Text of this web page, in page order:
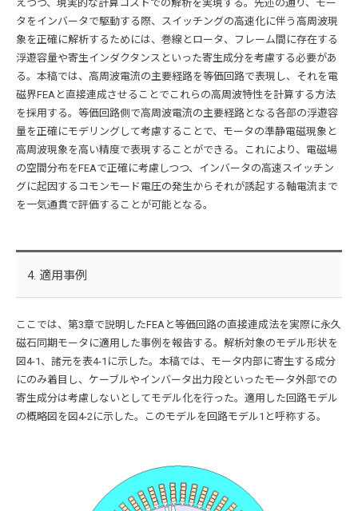
えつつ、現実的な計算コストでの解析を実現する。先述の通り、モー
タをインバータで駆動する際、スイッチングの高速化に伴う高周波現
象を正確に解析するためには、巻線とロータ、フレーム間に存在する
浮遊容量や寄生インダクタンスといった寄生成分を考慮する必要があ
る。本稿では、高周波電流の主要経路を等価回路で表現し、それを電
磁界FEAと直接連成させることでこれらの高周波特性を計算する方法
を採用する。等価回路側で高周波電流の主要経路となる各部の浮遊容
量を正確にモデリングして考慮することで、モータの準静電磁現象と
高周波現象を高い精度で表現することができる。これにより、電磁場
の空間分布をFEAで正確に考慮しつつ、インバータの高速スイッチン
グに起因するコモンモード電圧の発生からそれが誘起する軸電流まで
を一気通貫で評価することが可能となる。
4. 適用事例
ここでは、第3章で説明したFEAと等価回路の直接連成法を実際に永久
磁石同期モータに適用した事例を報告する。解析対象のモデル形状を
図4-1、諸元を表4-1に示した。本稿では、モータ内部に寄生する成分
にのみ着目し、ケーブルやインバータ出力段といったモータ外部での
寄生成分は考慮しないとしてモデル化を行った。適用した回路モデル
の概略図を図4-2に示した。このモデルを回路モデル1と呼称する。